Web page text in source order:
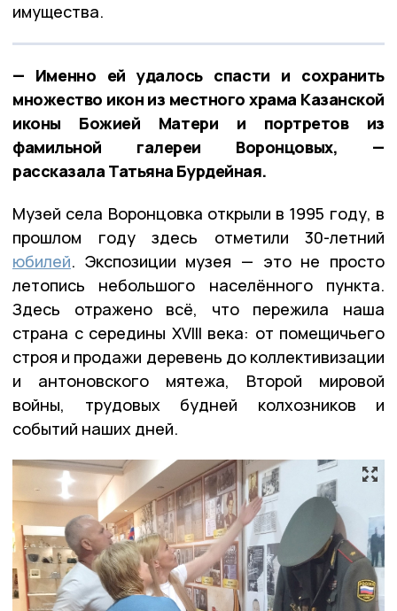
имущества.
— Именно ей удалось спасти и сохранить
множество икон из местного храма Казанской
иконы Божией Матери и портретов из
фамильной галереи Воронцовых, —
рассказала Татьяна Бурдейная.
Музей села Воронцовка открыли в 1995 году, в
прошлом году здесь отметили 30-летний
юбилей. Экспозиции музея — это не просто
летопись небольшого населённого пункта.
Здесь отражено всё, что пережила наша
страна с середины XVIII века: от помещичьего
строя и продажи деревень до коллективизации
и антоновского мятежа, Второй мировой
войны, трудовых будней колхозников и
событий наших дней.